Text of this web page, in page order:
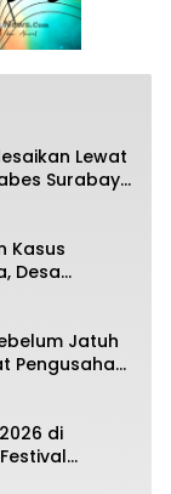
Lewat
Surabaya
Tegaskan
Kasus
Desa
Jatuh
Pengusaha
di
Pegiat